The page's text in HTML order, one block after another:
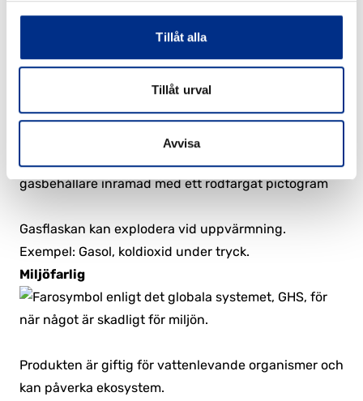
Tillåt alla
Tillåt urval
Avvisa
Produkten kan orsaka eller förvärra brand.
Exempel: Väteperoxid, ammoniumnitrat.
Gasflaskan kan explodera vid uppvärmning.
Exempel: Gasol, koldioxid under tryck.
Miljöfarlig
Produkten är giftig för vattenlevande organismer och
kan påverka ekosystem.